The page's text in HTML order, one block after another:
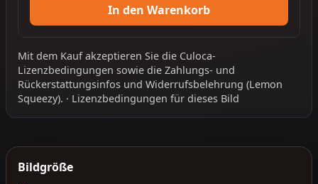
In den Warenkorb
Mit dem Kauf akzeptieren Sie die Culoca-
Lizenzbedingungen sowie die Zahlungs- und
Rückerstattungsinfos und Widerrufsbelehrung (Lemon
Squeezy). · Lizenzbedingungen für dieses Bild
Bildgröße